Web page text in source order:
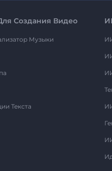
Создания Видео
Музыки
Текста